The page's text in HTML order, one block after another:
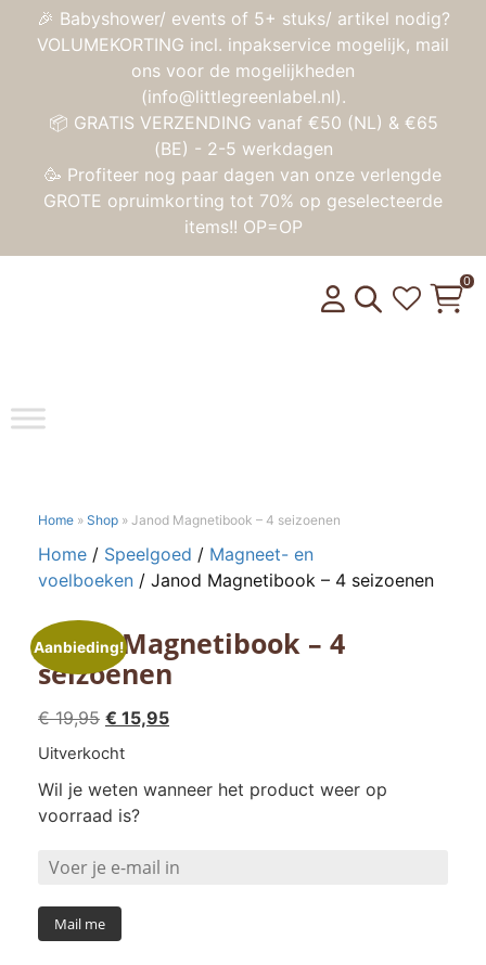
🎉 Babyshower/ events of 5+ stuks/ artikel nodig?
VOLUMEKORTING incl. inpakservice mogelijk, mail
ons voor de mogelijkheden
(info@littlegreenlabel.nl).
📦 GRATIS VERZENDING vanaf €50 (NL) & €65
(BE) - 2-5 werkdagen
🥳 Profiteer nog paar dagen van onze verlengde
GROTE opruimkorting tot 70% op geselecteerde
items!! OP=OP
Toggle
0
Home » Shop » Janod Magnetibook – 4 seizoenen
Home / Speelgoed / Magneet- en
voelboeken / Janod Magnetibook – 4 seizoenen
Aanbieding!
Janod Magnetibook – 4
seizoenen
€19,95 Oorspronkelijke
prijs
€ 19,95.
€ 15,95Huidige
€ 15,95.
Uitverkocht
Wil je weten wanneer het product weer op
voorraad is?
Mail me